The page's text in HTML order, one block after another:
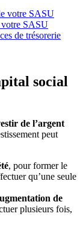
votre SASU
votre SASU
de trésorerie
social
de l’argent
peut
, pour former le
qu’une seule
de
plusieurs fois,